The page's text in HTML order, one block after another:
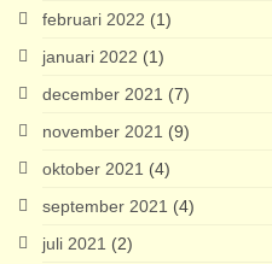
februari 2022 (1)
januari 2022 (1)
december 2021 (7)
november 2021 (9)
oktober 2021 (4)
september 2021 (4)
juli 2021 (2)